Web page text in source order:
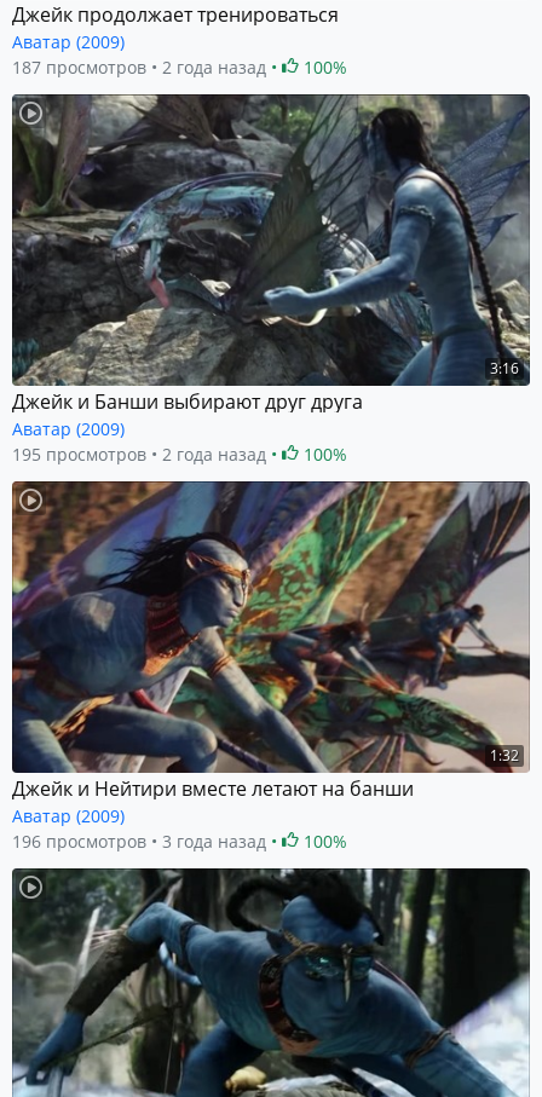
Джейк продолжает тренироваться
Аватар (2009)
187 просмотров
2 года назад 100%
3:16
Джейк и Банши выбирают друг друга
Аватар (2009)
195 просмотров
2 года назад 100%
1:32
Джейк и Нейтири вместе летают на банши
Аватар (2009)
196 просмотров
3 года назад 100%